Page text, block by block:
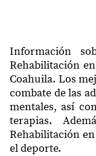
Información
Rehabilitación
Coahuila. Los
combate de las
mentales, así
terapias.
Rehabilitación
el deporte.